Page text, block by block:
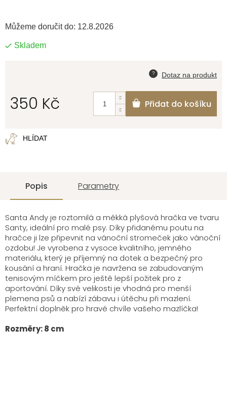
Skladem
Můžeme doručit do: 12.8.2026
350 Kč Přidat do košíku
HLÍDAT
Popis Parametry
Santa Andy je roztomilá a měkká plyšová hračka ve tvaru
Santy, ideální pro malé psy. Díky přidanému poutu na
hračce ji lze připevnit na vánoční stromeček jako vánoční
ozdobu! Je vyrobena z vysoce kvalitního, jemného
materiálu, který je příjemný na dotek a bezpečný pro
kousání a hraní. Hračka je navržena se zabudovaným
tenisovým míčkem pro ještě lepší požitek pro z
aportování. Díky své velikosti je vhodná pro menší
plemena psů a nabízí zábavu i útěchu při mazlení.
Perfektní doplněk pro hravé chvíle vašeho mazlíčka!
Rozměry: 8 cm